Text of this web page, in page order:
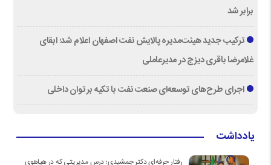
برابر شد
ترکیب جدید هیئت‌مدیره پالایش نفت اصفهان اعلام شد؛ ابقای
غلامرضا باقری دیزج در مدیرعاملی
اجرای طرح‌های توسعه‌ای صنعت نفت با تکیه بر توان داخلی
یادداشت
رفتار حرفه‌ای دکتر جمشیدی؛ درس مدیریتی که در هیاهوی